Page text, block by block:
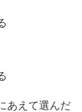
あえて選んだ